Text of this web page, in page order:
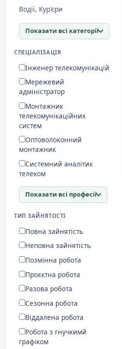
Водії, Кур'єри
Показати всі категорії
СПЕЦІАЛІЗАЦІЯ
Інженер телекомунікацій
Мережевий
адміністратор
Монтажник
телекомунікаційних
систем
Оптоволоконний
монтажник
Системний аналітик
телеком
Показати всі професії
ТИП ЗАЙНЯТОСТІ
Повна зайнятість
Неповна зайнятість
Позмінна робота
Проєктна робота
Разова робота
Сезонна робота
Віддалена робота
Робота з гнучкимй
графіком